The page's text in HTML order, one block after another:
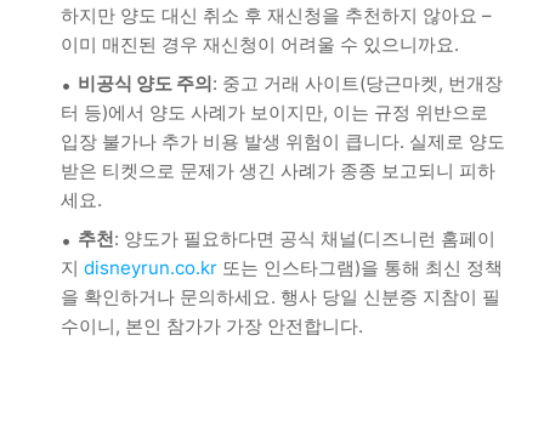
하지만 양도 대신 취소 후 재신청을 추천하지 않아요 –
이미 매진된 경우 재신청이 어려울 수 있으니까요.
비공식 양도 주의 : 중고 거래 사이트(당근마켓, 번개장
터 등)에서 양도 사례가 보이지만, 이는 규정 위반으로
입장 불가나 추가 비용 발생 위험이 큽니다. 실제로 양도
받은 티켓으로 문제가 생긴 사례가 종종 보고되니 피하
세요.
추천: 양도가 필요하다면 공식 채널(디즈니런 홈페이
지 disneyrun.co.kr 또는 인스타그램)을 통해 최신 정책
을 확인하거나 문의하세요. 행사 당일 신분증 지참이 필
수이니, 본인 참가가 가장 안전합니다.